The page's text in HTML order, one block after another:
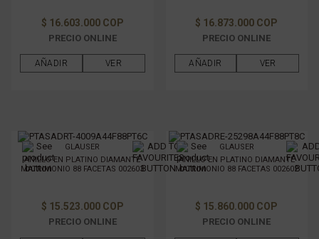
$ 16.603.000 COP
PRECIO ONLINE
AÑADIR VER
$ 16.873.000 COP
PRECIO ONLINE
AÑADIR VER
GLAUSER
ANILLO EN PLATINO DIAMANTE
MATRIMONIO 88 FACETAS 002603
$ 15.523.000 COP
PRECIO ONLINE
GLAUSER
ANILLO EN PLATINO DIAMANTE
MATRIMONIO 88 FACETAS 002602
$ 15.860.000 COP
PRECIO ONLINE